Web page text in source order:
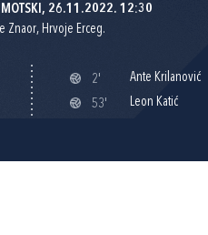
IMOTSKI, 26.11.2022. 12:30
Znaor, Hrvoje Erceg.
2'
Ante Krilanović
53'
Leon Katić